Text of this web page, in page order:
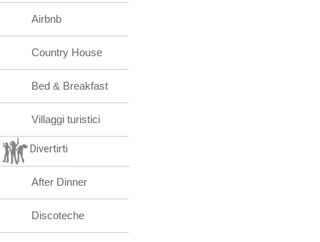
Airbnb
Country House
Bed & Breakfast
Villaggi turistici
Divertirti
After Dinner
Discoteche